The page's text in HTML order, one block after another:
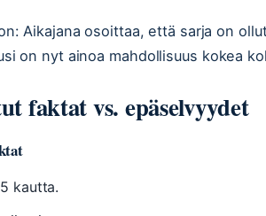
Aikajana osoittaa, että sarja on
on nyt ainoa mahdollisuus kokea
faktat vs. epäselvyydet
kautta.